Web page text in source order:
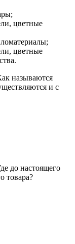
цветные
цветные
называются
и с
до настоящего
товара?